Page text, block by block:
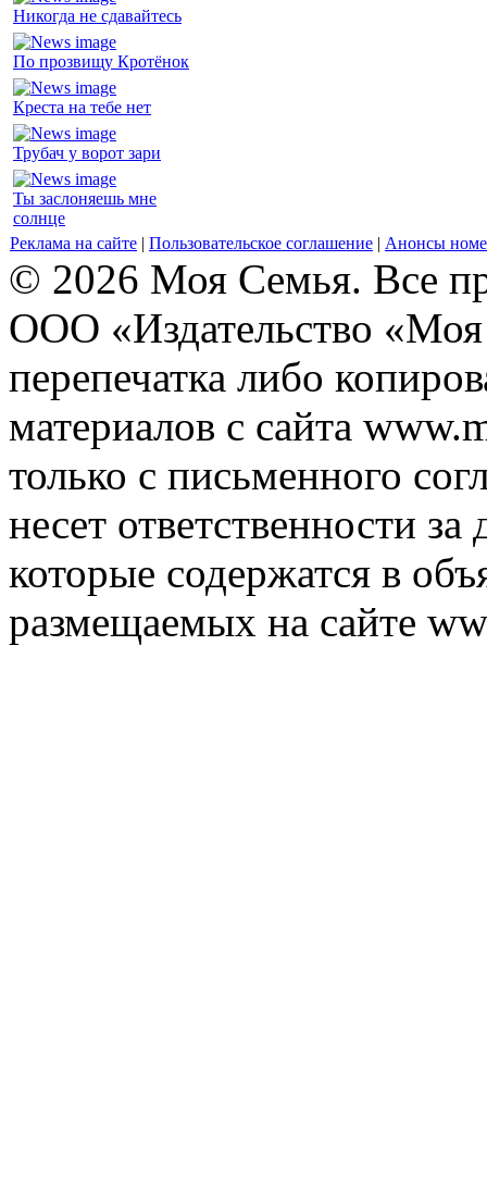
Никогда не сдавайтесь
По прозвищу Кротёнок
Креста на тебе нет
Трубач у ворот зари
Ты заслоняешь мне
солнце
Реклама на сайте | Пользовательское соглашение | Анонсы
© 2026 Моя Семья. Все
ООО «Издательство
перепечатка либо
материалов с сайта
только с письменного
несет ответственности
которые содержатся в
размещаемых на сайте